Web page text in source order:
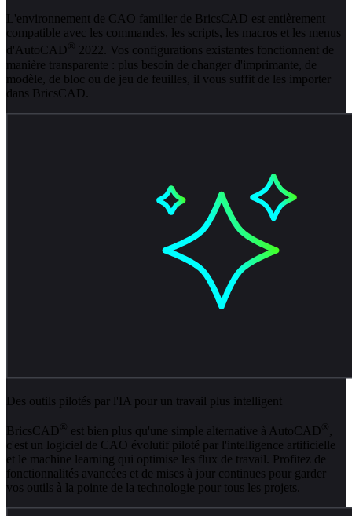
L'environnement de CAO familier de BricsCAD est entièrement
compatible avec les commandes, les scripts, les macros et les menus
d'AutoCAD ® 2022. Vos configurations existantes fonctionnent de
manière transparente : plus besoin de changer d'imprimante, de
modèle, de bloc ou de jeu de feuilles, il vous suffit de les importer
dans BricsCAD.
Des outils pilotés par l'IA pour un travail plus intelligent
BricsCAD ® est bien plus qu'une simple alternative à AutoCAD ® ,
c'est un logiciel de CAO évolutif piloté par l'intelligence artificielle
et le machine learning qui optimise les flux de travail. Profitez de
fonctionnalités avancées et de mises à jour continues pour garder
vos outils à la pointe de la technologie pour tous les projets.